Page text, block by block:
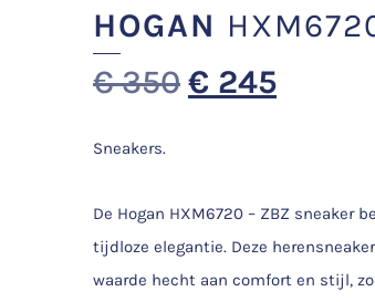
HOGAN
€350€ 245
Sneakers.
De Hogan HXM6720 – ZBZ sneaker
tijdloze elegantie. Deze
waarde hecht aan comfort en stijl,